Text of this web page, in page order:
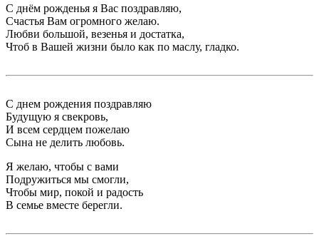
С днём рожденья я Вас поздравляю,
Счастья Вам огромного желаю.
Любви большой, везенья и достатка,
Чтоб в Вашей жизни было как по маслу, гладко.
С днем рождения поздравляю
Будущую я свекровь,
И всем сердцем пожелаю
Сына не делить любовь.
Я желаю, чтобы с вами
Подружиться мы смогли,
Чтобы мир, покой и радость
В семье вместе берегли.